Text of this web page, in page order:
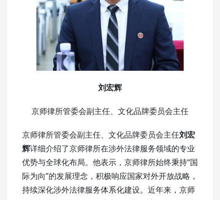
刘宏辉
京师律所管委会副主任、文化品牌委员会主任
京师律所管委会副主任、文化品牌委员会主任刘宏
辉详细介绍了京师律所在涉外法律服务领域的专业
优势与全球化布局。他表示，京师律所始终秉持“国
际为向”的发展理念，积极响应国家对外开放战略，
持续深化涉外法律服务体系化建设。近年来，京师